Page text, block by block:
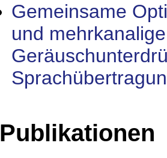
Gemeinsame
und
Publikationen